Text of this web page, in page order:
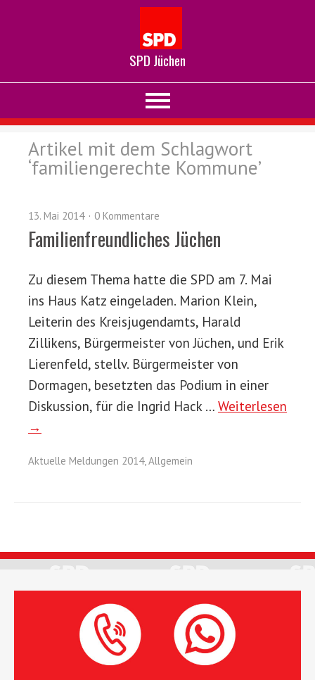
SPD Jüchen
Artikel mit dem Schlagwort
‘familiengerechte Kommune’
13. Mai 2014 0 Kommentare
Familienfreundliches Jüchen
Zu diesem Thema hatte die SPD am 7. Mai
ins Haus Katz eingeladen. Marion Klein,
Leiterin des Kreisjugendamts, Harald
Zillikens, Bürgermeister von Jüchen, und Erik
Lierenfeld, stellv. Bürgermeister von
Dormagen, besetzten das Podium in einer
Diskussion, für die Ingrid Hack … Weiterlesen
→
Aktuelle Meldungen 2014,Allgemein